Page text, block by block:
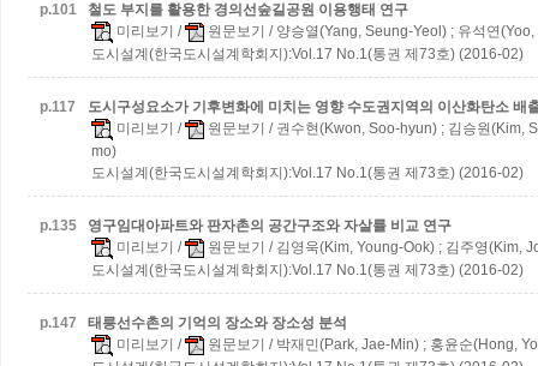
p.101
철도 부지를 활용한 경의선숲길공원 이용행태 연구
미리보기 / 원문보기 / 양승열(Yang, Seung-Yeol) ; 유석연
도시설계(한국도시설계학회지):Vol.17 No.1(통권 제73호) (2016-02)
p.117 도시구성요소가 기후변화에 미치는 영향 수도권지역의 이산화탄소 배
미리보기 / 원문보기 / 권수현(Kwon, Soo-hyun) ; 김승원(Kim,
mo)
도시설계(한국도시설계학회지):Vol.17 No.1(통권 제73호) (2016-02)
p.135
영구임대아파트와 판자촌의 공간구조와 자살률 비교 연구
미리보기 / 원문보기 / 김영욱(Kim, Young-Ook) ; 김주영(Kim,
도시설계(한국도시설계학회지):Vol.17 No.1(통권 제73호) (2016-02)
p.147
태릉선수촌의 기억의 장소와 장소성 분석
미리보기 / 원문보기 / 박재민(Park, Jae-Min) ; 홍윤순(Hong,